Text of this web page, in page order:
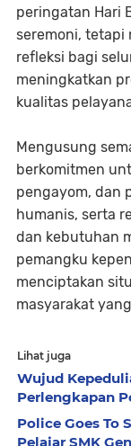
peringatan Hari
seremoni, tetapi
refleksi bagi
meningkatkan
kualitas
Mengusung
berkomitmen
pengayom, dan
humanis, serta
dan kebutuhan
pemangku
menciptakan
masyarakat
Lihat juga
Wujud
Perlengkapan
Police Goes To
Pelajar SMK